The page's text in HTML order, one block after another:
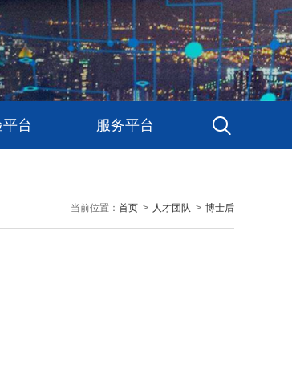
台 服务平台
当前位置： 首页 > 人才团队 > 博士后